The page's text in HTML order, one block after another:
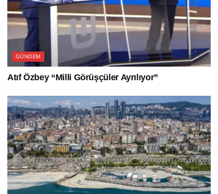
GÜNDEM
Atıf Özbey “Milli Görüşçüler Ayrılıyor”